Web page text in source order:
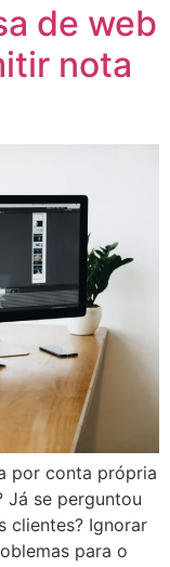
de web
nota
por conta própria
Já se perguntou
clientes? Ignorar
para o